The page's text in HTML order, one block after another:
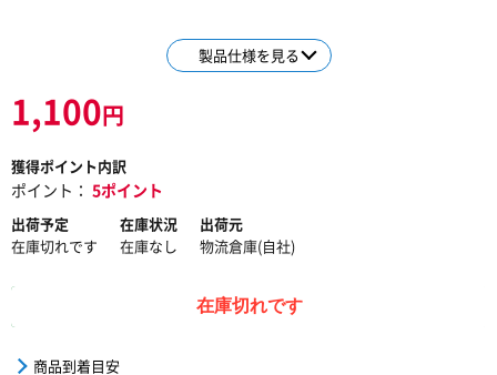
製品仕様を見る
1,100円
獲得ポイント内訳
ポイント： 5ポイント
出荷予定
在庫切れです
在庫状況
在庫なし
出荷元
物流倉庫(自社)
在庫切れです
商品到着目安